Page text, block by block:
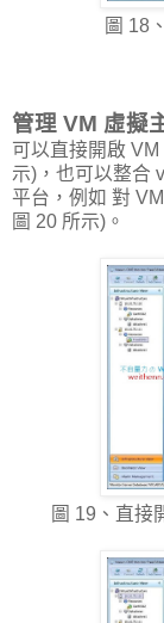
圖 18
管理 VM 虛擬
可以直接開啟
示)，也可以整合
平台，例如 對
圖 20 所示)。
圖 19、直接